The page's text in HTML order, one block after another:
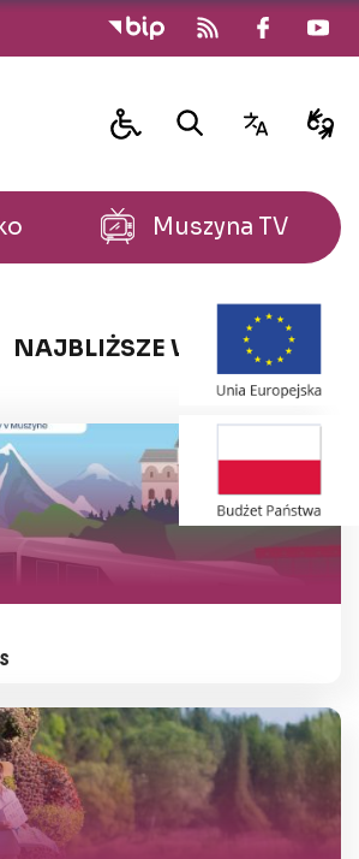
Muszyna TV
NAJBLIŻSZE WYDARZENIA